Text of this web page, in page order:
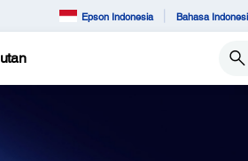
Epson Indonesia Bahasa
Cari